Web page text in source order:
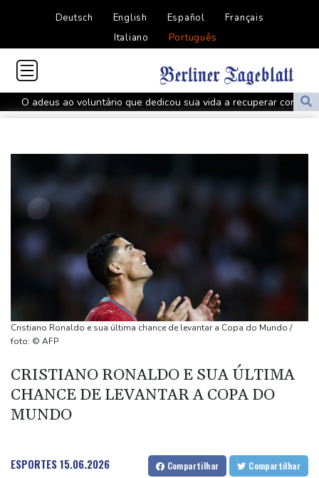
Deutsch English Español
Français
Italiano
Português
O adeus ao voluntário que dedicou sua vida a recuperar corpos
na guerra na Ucrânia
Espanha inicia controles fronteiriços com a Itália após crise
migratória
Bruno Guimarães deixa Newcastle e assina com Arsenal
Hamas diz que segue disposto a avançar com plano de paz para
Gaza
Pai de Lionel Messi morre aos 68 anos
Emirados Árabes afirmam que Irã atacou petroleiro no Estreito
de Ormuz
Ex-advogado de Trump é confirmado como procurador-geral dos
Ex-premiê candidato à presidência da França denuncia suspeita
de interferência russa
De la Espriella se alinha aos EUA com foco no 'narcoterrorismo'
Cristiano Ronaldo e sua última chance de levantar a Copa do Mundo /
foto: © AFP
CRISTIANO RONALDO E SUA ÚLTIMA
CHANCE DE LEVANTAR A COPA DO
MUNDO
ESPORTES15.06.2026 Compartilhar Compartilhar